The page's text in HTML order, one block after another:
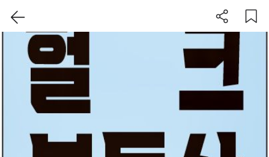
이 지역 보기